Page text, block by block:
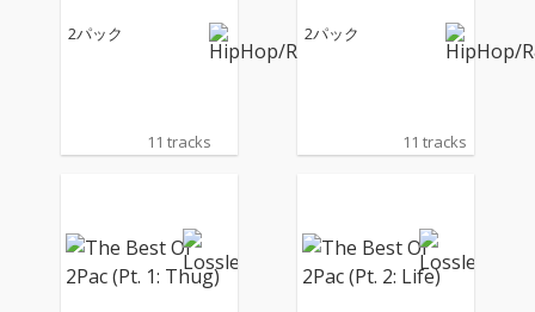
2パック
11 tracks
2パック
11 tracks